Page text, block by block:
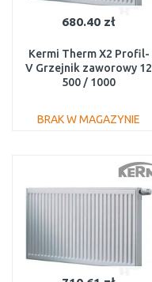
680.40 zł
Kermi Therm X2 Profil-
V Grzejnik zaworowy 12
500 / 1000
BRAK W MAGAZYNIE
Do porównania